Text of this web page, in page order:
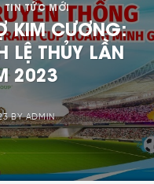
TIN TỨC MỚI
KIM CƯƠNG:
THỦY LẦN
2023
BYADMIN